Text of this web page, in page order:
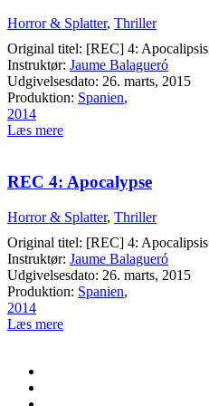
Horror & Splatter, Thriller
Original titel: [REC] 4: Apocalipsis
Instruktør: Jaume Balagueró
Udgivelsesdato: 26. marts, 2015
Produktion: Spanien,
2014
Læs mere
REC 4: Apocalypse
Horror & Splatter, Thriller
Original titel: [REC] 4: Apocalipsis
Instruktør: Jaume Balagueró
Udgivelsesdato: 26. marts, 2015
Produktion: Spanien,
2014
Læs mere